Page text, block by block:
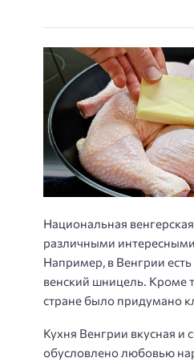
Национальная
различными
Например, в Венгрии
венский шницель. Кроме
стране было придумано
Кухня Венгрии вкусная и
обусловлено любовью